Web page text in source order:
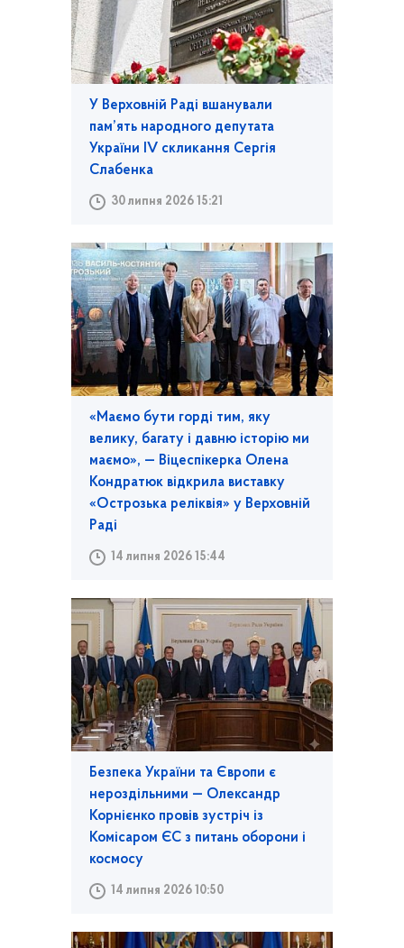
У Верховній Раді вшанували
пам’ять народного депутата
України IV скликання Сергія
Слабенка
30 липня 2026 15:21
«Маємо бути горді тим, яку
велику, багату і давню історію ми
маємо», — Віцеспікерка Олена
Кондратюк відкрила виставку
«Острозька реліквія» у Верховній
Раді
14 липня 2026 15:44
Безпека України та Європи є
нероздільними — Олександр
Корнієнко провів зустріч із
Комісаром ЄС з питань оборони і
космосу
14 липня 2026 10:50